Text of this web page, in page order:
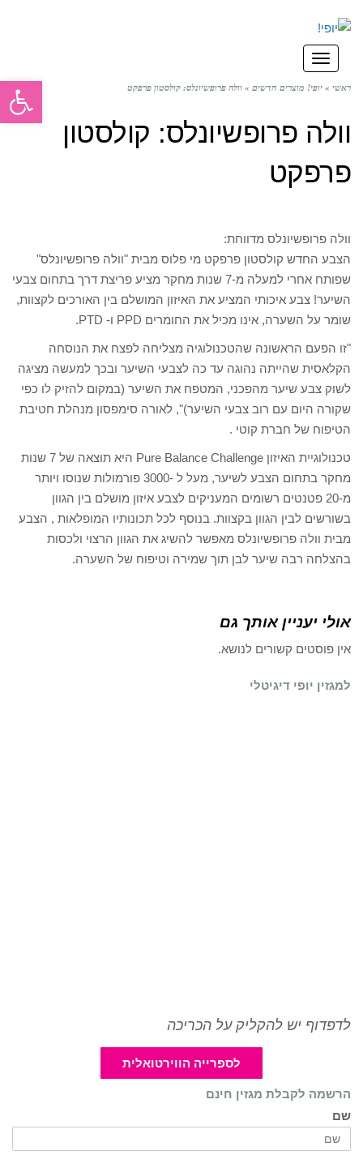
תפריט
ראשי » יופי! מוצרים חדשים » וולה פרופשיונלס: קולסטון פרפקט
וולה פרופשיונלס: קולסטון
פרפקט
וולה פרופשיונלס מדווחת:
הצבע החדש קולסטון פרפקט מי פלוס מבית "וולה פרופשיונלס"
שפותח אחרי למעלה מ-7 שנות מחקר מציע פריצת דרך בתחום צבעי
השיער! צבע איכותי המציע את האיזון המושלם בין האורכים לקצוות,
שומר על השערה, אינו מכיל את החומרים PPD ו- PTD.
"זו הפעם הראשונה שהטכנולוגיה מצליחה לפצח את הנוסחה
הקלאסית שהייתה נהוגה עד כה לצבעי השיער ובכך למעשה מציגה
לשוק צבע שיער מהפכני, המטפח את השיער (במקום להזיק לו כפי
שקורה היום עם רוב צבעי השיער)", לאורה סימפסון מנהלת חטיבת
הטיפוח של חברת קוטי .
טכנולוגיית האיזון Pure Balance Challenge היא תוצאה של 7 שנות
מחקר בתחום הצבע לשיער, מעל ל -3000 פורמולות שנוסו ויותר
מ-20 פטנטים רשומים המעניקים לצבע איזון מושלם בין הגוון
בשורשים לבין הגוון בקצוות. בנוסף לכל תכונותיו המופלאות , הצבע
מבית וולה פרופשיונלס מאפשר להשיג את הגוון הרצוי ולכסות
בהצלחה רבה שיער לבן תוך שמירה וטיפוח של השערה.
אולי יעניין אותך גם
אין פוסטים קשורים לנושא.
למגזין יופי דיגיטלי
לדפדוף יש להקליק על הכריכה
לספרייה הווירטואלית
הרשמה לקבלת מגזין חינם
שם
פתח